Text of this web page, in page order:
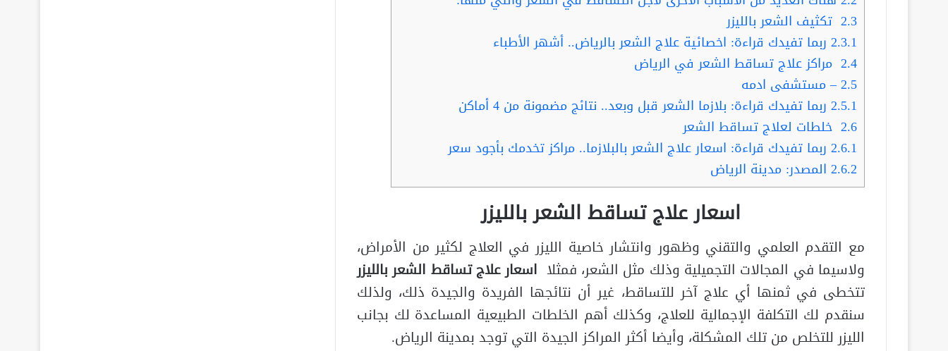
2.3 تكثيف الشعر بالليزر
2.3.1 ربما تفيدك قراءة: اخصائية علاج الشعر بالرياض.. أشهر الأطباء
2.4 مراكز علاج تساقط الشعر في الرياض
2.5– مستشفى ادمه
2.5.1 ربما تفيدك قراءة: بلازما الشعر قبل وبعد.. نتائج مضمونة من 4 أماكن
2.6 خلطات لعلاج تساقط الشعر
2.6.1 ربما تفيدك قراءة: اسعار علاج الشعر بالبلازما.. مراكز تخدمك بأجود سعر
2.6.2 المصدر: مدينة الرياض
اسعار علاج تساقط الشعر بالليزر
مع التقدم العلمي والتقني وظهور وانتشار خاصية الليزر في العلاج لكثير من الأمراض،
ولاسيما في المجالات التجميلية وذلك مثل الشعر، فمثلا اسعار علاج تساقط الشعر بالليزر
تتخطى في ثمنها أي علاج آخر للتساقط، غير أن نتائجها الفريدة والجيدة ذلك، ولذلك
سنقدم لك التكلفة الإجمالية للعلاج، وكذلك أهم الخلطات الطبيعية المساعدة لك بجانب
الليزر للتخلص من تلك المشكلة، وأيضا أكثر المراكز الجيدة التي توجد بمدينة الرياض.